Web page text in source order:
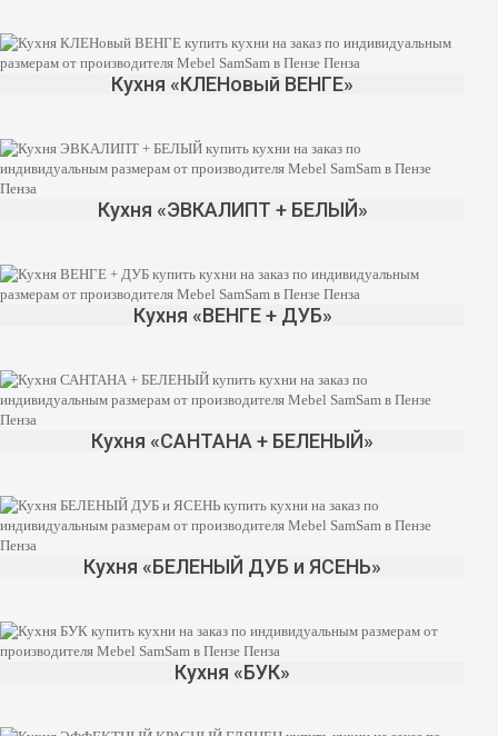
Кухня «КЛЕНовый ВЕНГЕ»
Кухня «ЭВКАЛИПТ + БЕЛЫЙ»
Кухня «ВЕНГЕ + ДУБ»
Кухня «САНТАНА + БЕЛЕНЫЙ»
Кухня «БЕЛЕНЫЙ ДУБ и ЯСЕНЬ»
Кухня «БУК»